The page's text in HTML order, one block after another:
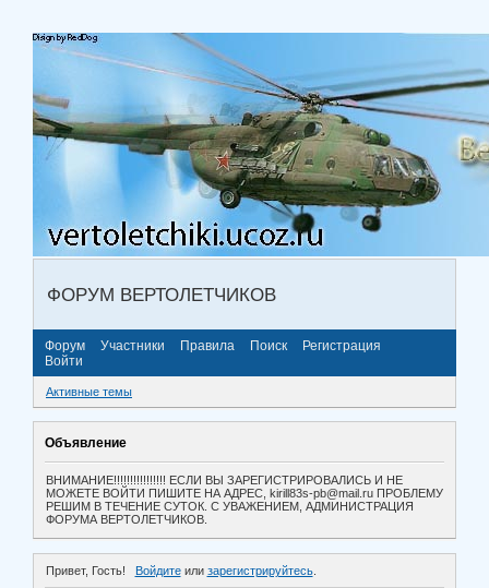
ФОРУМ ВЕРТОЛЕТЧИКОВ
Форум Участники Правила Поиск
Регистрация
Войти
Активные темы
Объявление
ВНИМАНИЕ!!!!!!!!!!!!!!!! ЕСЛИ ВЫ ЗАРЕГИСТРИРОВАЛИСЬ И НЕ
МОЖЕТЕ ВОЙТИ ПИШИТЕ НА АДРЕС, kirill83s-pb@mail.ru ПРОБЛЕМУ
РЕШИМ В ТЕЧЕНИЕ СУТОК. С УВАЖЕНИЕМ, АДМИНИСТРАЦИЯ
ФОРУМА ВЕРТОЛЕТЧИКОВ.
Привет, Гость! Войдитеили зарегистрируйтесь.